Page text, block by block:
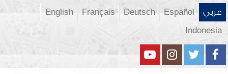
عربي Español
Deutsch
Français
English
Indonesia